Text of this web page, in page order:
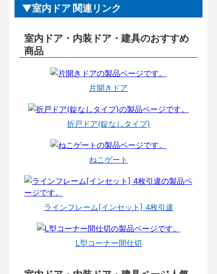
室内ドア 関連リンク
室内ドア・内装ドア・建具のおすすめ
商品
片開きドア
折戸ドア(錠なしタイプ)
ねこゲート
ラインフレーム[インセット] 4枚引違
L型コーナー間仕切